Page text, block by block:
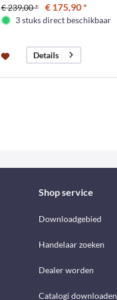
€ 239,00 * € 175,90 *
3 stuks direct beschikbaar
Details
Shop service
Downloadgebied
Handelaar zoeken
Dealer worden
Catalogi downloaden